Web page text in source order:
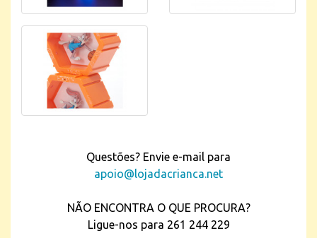
Questões? Envie e-mail para
apoio@lojadacrianca.net
NÃO ENCONTRA O QUE PROCURA?
Ligue-nos para 261 244 229